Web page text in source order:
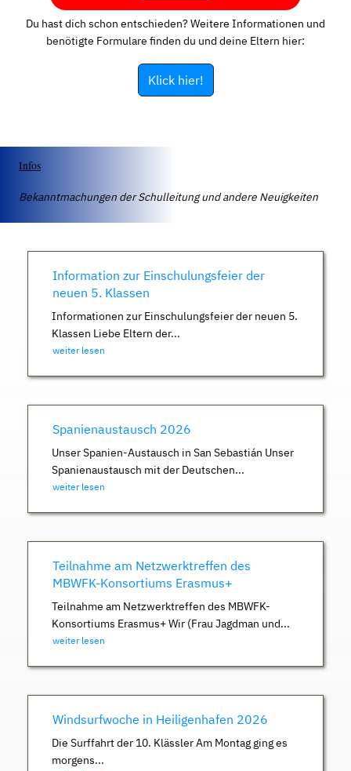
Du hast dich schon entschieden? Weitere Informationen und
benötigte Formulare finden du und deine Eltern hier:
Klick hier!
Infos
Bekanntmachungen der Schulleitung und andere Neuigkeiten
Information zur Einschulungsfeier der
neuen 5. Klassen
Informationen zur Einschulungsfeier der neuen 5.
Klassen Liebe Eltern der...
weiter lesen
Spanienaustausch 2026
Unser Spanien-Austausch in San Sebastián Unser
Spanienaustausch mit der Deutschen...
weiter lesen
Teilnahme am Netzwerktreffen des
MBWFK-Konsortiums Erasmus+
Teilnahme am Netzwerktreffen des MBWFK-
Konsortiums Erasmus+ Wir (Frau Jagdman und...
weiter lesen
Windsurfwoche in Heiligenhafen 2026
Die Surffahrt der 10. Klässler Am Montag ging es
morgens...